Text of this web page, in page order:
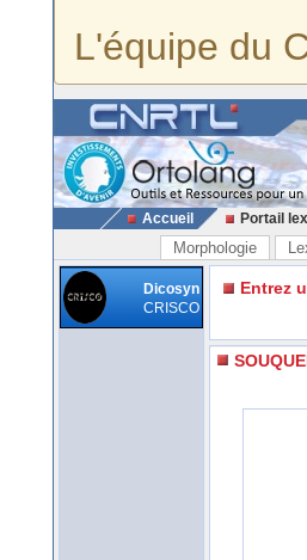
L'équipe du
Accueil Portail
Morphologie
Dicosyn
CRISCO
Entrez